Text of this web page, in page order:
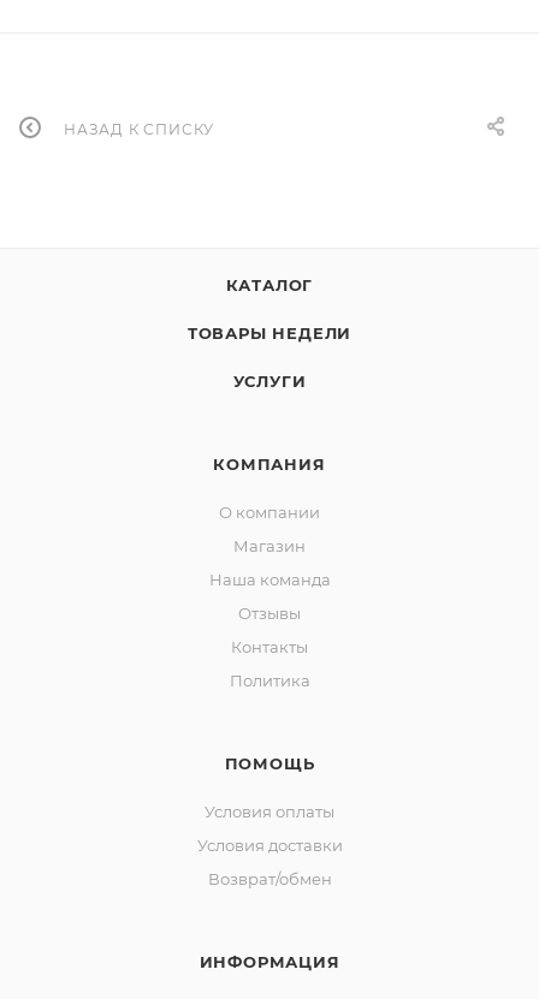
НАЗАД К СПИСКУ
КАТАЛОГ
ТОВАРЫ НЕДЕЛИ
УСЛУГИ
КОМПАНИЯ
О компании
Магазин
Наша команда
Отзывы
Контакты
Политика
ПОМОЩЬ
Условия оплаты
Условия доставки
Возврат/обмен
ИНФОРМАЦИЯ